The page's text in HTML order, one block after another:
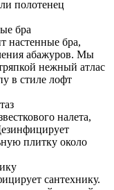
полотенец
бра
настенные бра,
абажуров. Мы
нежный атлас
в стиле лофт
налета,
плитку около
сантехнику.